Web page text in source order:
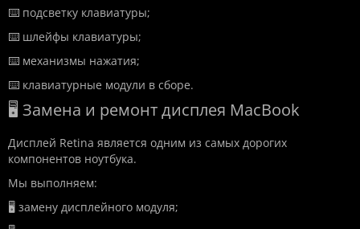
⌨️ подсветку клавиатуры;
⌨️ шлейфы клавиатуры;
⌨️ механизмы нажатия;
⌨️ клавиатурные модули в сборе.
🖥️ Замена и ремонт дисплея MacBook
Дисплей Retina является одним из самых дорогих
компонентов ноутбука.
Мы выполняем:
🖥️ замену дисплейного модуля;